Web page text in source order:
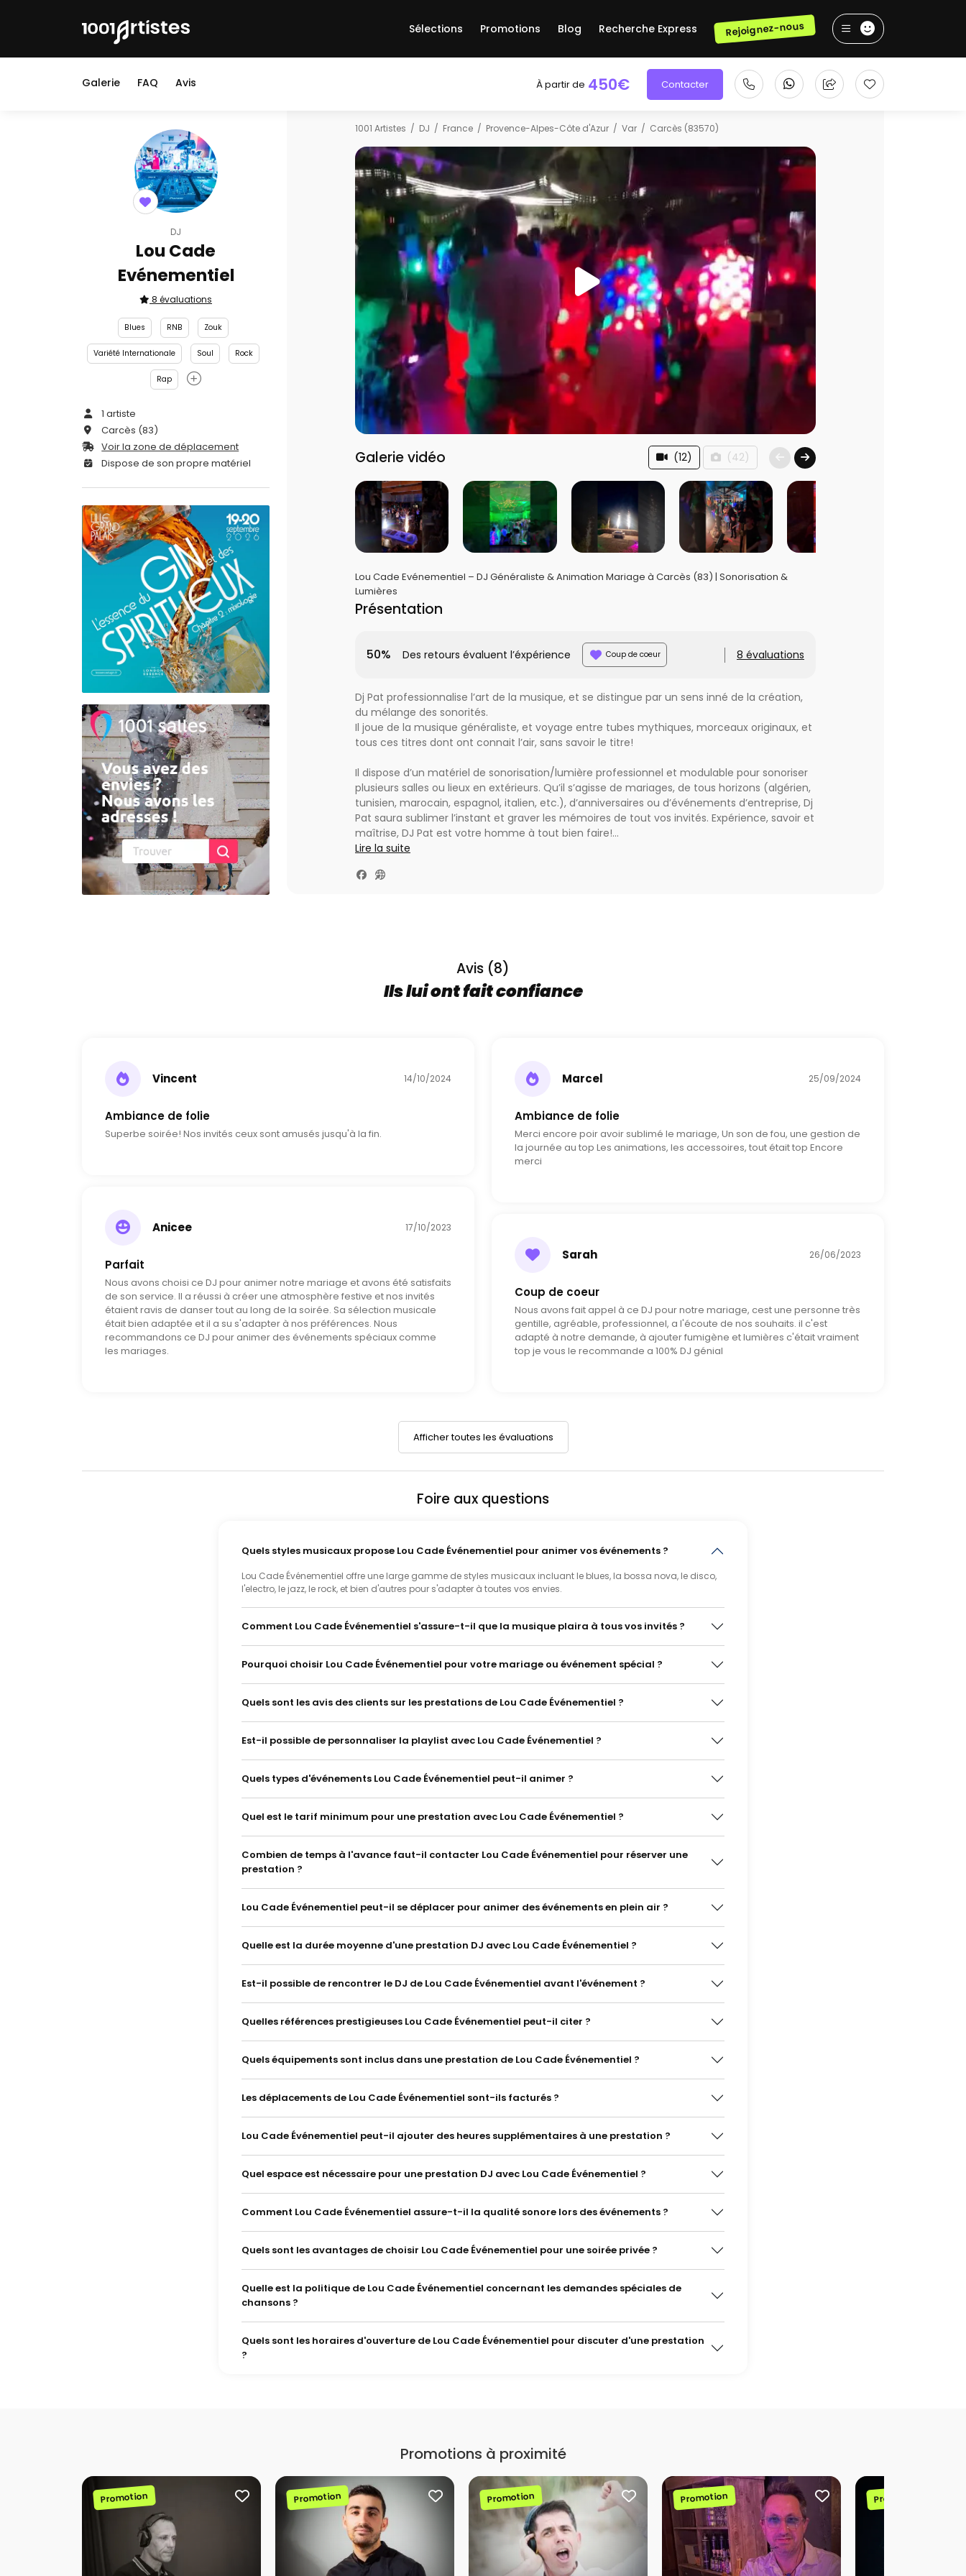
Sélections Promotions Blog Recherche Express Rejoignez-nous
Galerie FAQ Avis À partir de 450€ Contacter
DJ
Lou Cade
Evénementiel
8 évaluations
Blues RNB Zouk
Variété Internationale Soul Rock
Rap
1 artiste
Carcès (83)
Voir la zone de déplacement
Dispose de son propre matériel
1001 Artistes DJ France Provence-Alpes-Côte d'Azur Var Carcès (83570)
Galerie vidéo (12) (42)
Lou Cade Evénementiel – DJ Généraliste & Animation Mariage à Carcès (83) | Sonorisation &
Lumières
Présentation
50% Des retours évaluent l’éxpérience Coup de coeur 8 évaluations
Dj Pat professionnalise l’art de la musique, et se distingue par un sens inné de la création,
du mélange des sonorités.
Il joue de la musique généraliste, et voyage entre tubes mythiques, morceaux originaux, et
tous ces titres dont ont connait l’air, sans savoir le titre!
Il dispose d’un matériel de sonorisation/lumière professionnel et modulable pour sonoriser
plusieurs salles ou lieux en extérieurs. Qu’il s’agisse de mariages, de tous horizons (algérien,
tunisien, marocain, espagnol, italien, etc.), d’anniversaires ou d’événements d’entreprise, Dj
Pat saura sublimer l’instant et graver les mémoires de tout vos invités. Expérience, savoir et
maîtrise, DJ Pat est votre homme à tout bien faire!
Alors, faites-lui confiance !
Animation de mariage, anniversaires et autres fête ;location de barnum, tentes étoiles
Lire la suite
Avis (8)
Ils lui ont fait confiance
Vincent 14/10/2024
Ambiance de folie
Superbe soirée! Nos invités ceux sont amusés jusqu'à la fin.
Marcel 25/09/2024
Ambiance de folie
Merci encore poir avoir sublimé le mariage, Un son de fou, une gestion de
la journée au top Les animations, les accessoires, tout était top Encore
merci
Anicee 17/10/2023
Parfait
Nous avons choisi ce DJ pour animer notre mariage et avons été satisfaits
de son service. Il a réussi à créer une atmosphère festive et nos invités
étaient ravis de danser tout au long de la soirée. Sa sélection musicale
était bien adaptée et il a su s'adapter à nos préférences. Nous
recommandons ce DJ pour animer des événements spéciaux comme
les mariages.
Sarah 26/06/2023
Coup de coeur
Nous avons fait appel à ce DJ pour notre mariage, cest une personne très
gentille, agréable, professionnel, a l'écoute de nos souhaits. il c'est
adapté à notre demande, à ajouter fumigène et lumières c'était vraiment
top je vous le recommande a 100% DJ génial
Afficher toutes les évaluations
Foire aux questions
Quels styles musicaux propose Lou Cade Événementiel pour animer vos événements ?
Lou Cade Événementiel offre une large gamme de styles musicaux incluant le blues, la bossa nova, le disco,
l'electro, le jazz, le rock, et bien d'autres pour s'adapter à toutes vos envies.
Comment Lou Cade Événementiel s'assure-t-il que la musique plaira à tous vos invités ?
Pourquoi choisir Lou Cade Événementiel pour votre mariage ou événement spécial ?
Quels sont les avis des clients sur les prestations de Lou Cade Événementiel ?
Est-il possible de personnaliser la playlist avec Lou Cade Événementiel ?
Quels types d'événements Lou Cade Événementiel peut-il animer ?
Quel est le tarif minimum pour une prestation avec Lou Cade Événementiel ?
Combien de temps à l'avance faut-il contacter Lou Cade Événementiel pour réserver une
prestation ?
Lou Cade Événementiel peut-il se déplacer pour animer des événements en plein air ?
Quelle est la durée moyenne d'une prestation DJ avec Lou Cade Événementiel ?
Est-il possible de rencontrer le DJ de Lou Cade Événementiel avant l'événement ?
Quelles références prestigieuses Lou Cade Événementiel peut-il citer ?
Quels équipements sont inclus dans une prestation de Lou Cade Événementiel ?
Les déplacements de Lou Cade Événementiel sont-ils facturés ?
Lou Cade Événementiel peut-il ajouter des heures supplémentaires à une prestation ?
Quel espace est nécessaire pour une prestation DJ avec Lou Cade Événementiel ?
Comment Lou Cade Événementiel assure-t-il la qualité sonore lors des événements ?
Quels sont les avantages de choisir Lou Cade Événementiel pour une soirée privée ?
Quelle est la politique de Lou Cade Événementiel concernant les demandes spéciales de
chansons ?
Quels sont les horaires d'ouverture de Lou Cade Événementiel pour discuter d'une prestation
?
Promotions à proximité
Promotion Promotion Promotion Promotion Promotion